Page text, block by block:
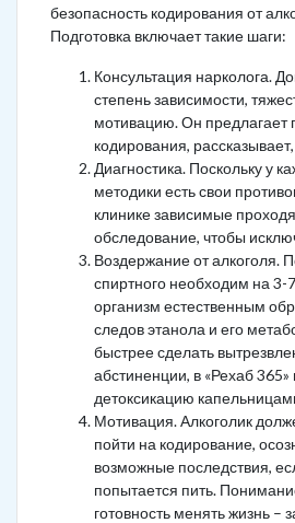
безопасность кодирования от
Подготовка включает такие шаги:
Консультация нарколога.
степень зависимости,
мотивацию. Он
кодирования,
Диагностика. Поскольку у
методики есть свои
клинике зависимые
обследование, чтобы
Воздержание от алкоголя.
спиртного необходим на 3-
организм естественным
следов этанола и его
быстрее сделать
абстиненции, в «Рехаб
детоксикацию
Мотивация. Алкоголик
пойти на кодирование,
возможные последствия,
попытается пить.
готовность менять жизнь –